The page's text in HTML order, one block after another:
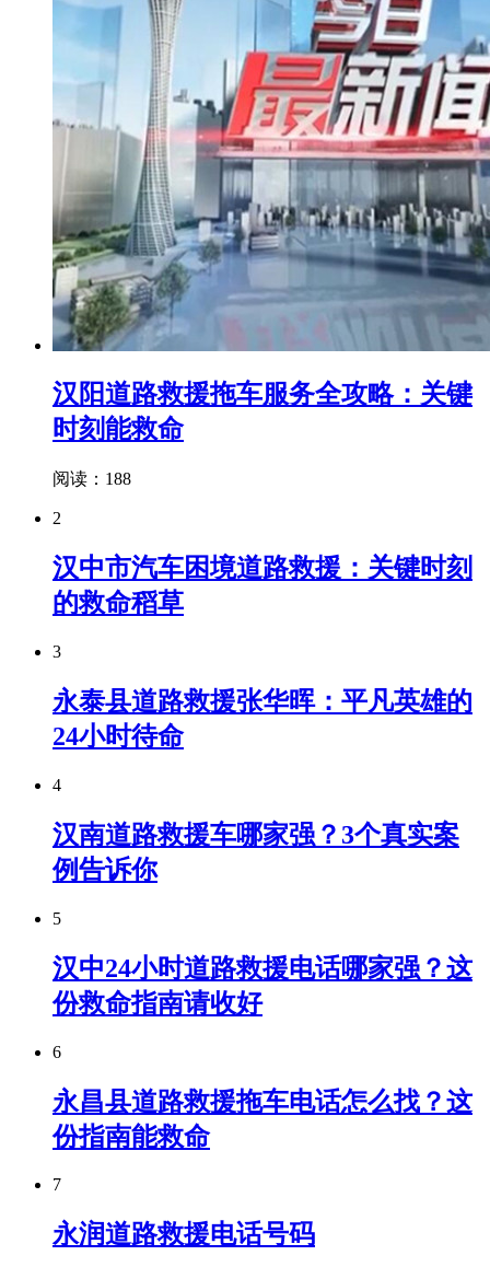
汉阳道路救援拖车服务全攻略：关键
时刻能救命
阅读：188
2
汉中市汽车困境道路救援：关键时刻
的救命稻草
3
永泰县道路救援张华晖：平凡英雄的
24小时待命
4
汉南道路救援车哪家强？3个真实案
例告诉你
5
汉中24小时道路救援电话哪家强？这
份救命指南请收好
6
永昌县道路救援拖车电话怎么找？这
份指南能救命
7
永润道路救援电话号码